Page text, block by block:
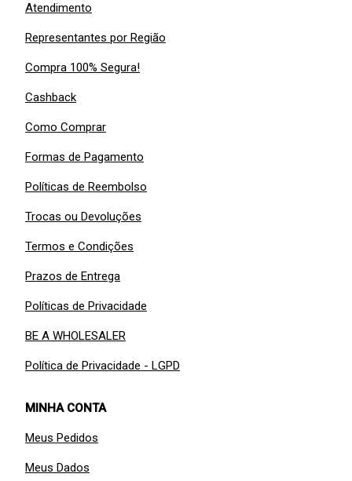
Atendimento
Representantes por Região
Compra 100% Segura!
Cashback
Como Comprar
Formas de Pagamento
Políticas de Reembolso
Trocas ou Devoluções
Termos e Condições
Prazos de Entrega
Políticas de Privacidade
BE A WHOLESALER
Política de Privacidade - LGPD
MINHA CONTA
Meus Pedidos
Meus Dados